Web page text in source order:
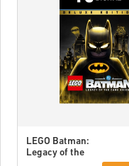
LEGO Batman:
Legacy of the